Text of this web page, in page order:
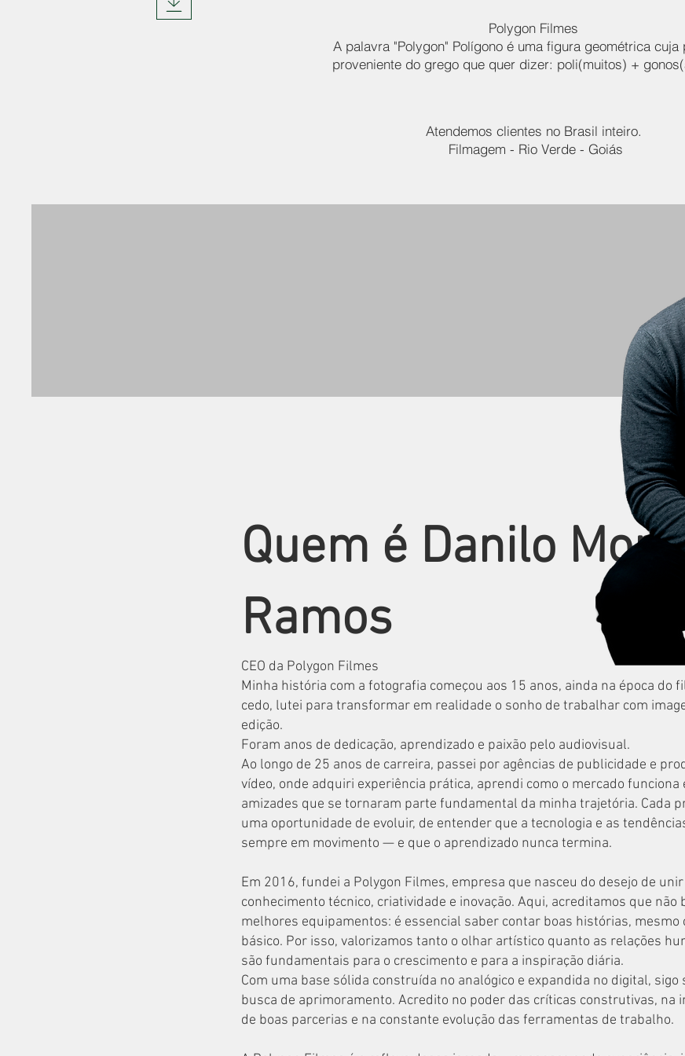
Polygon Filmes
A palavra "Polygon" Polígono é uma figura geométrica cuja
proveniente do grego que quer dizer: poli(muitos) +
Atendemos clientes no Brasil inteiro.
Filmagem - Rio Verde - Goiás
Quem é Danilo
Ramos
CEO da Polygon Filmes
Minha história com a fotografia começou aos 15 anos, ainda na época do
cedo, lutei para transformar em realidade o sonho de trabalhar com
edição.
Foram anos de dedicação, aprendizado e paixão pelo audiovisual.
Ao longo de 25 anos de carreira, passei por agências de publicidade e
vídeo, onde adquiri experiência prática, aprendi como o mercado funciona
amizades que se tornaram parte fundamental da minha trajetória. Cada
uma oportunidade de evoluir, de entender que a tecnologia e as
sempre em movimento — e que o aprendizado nunca termina.
Em 2016, fundei a Polygon Filmes, empresa que nasceu do desejo de unir
conhecimento técnico, criatividade e inovação. Aqui, acreditamos que não
melhores equipamentos: é essencial saber contar boas histórias, mesmo
básico. Por isso, valorizamos tanto o olhar artístico quanto as relações
são fundamentais para o crescimento e para a inspiração diária.
Com uma base sólida construída no analógico e expandida no digital, sigo
busca de aprimoramento. Acredito no poder das críticas construtivas, na
de boas parcerias e na constante evolução das ferramentas de trabalho.